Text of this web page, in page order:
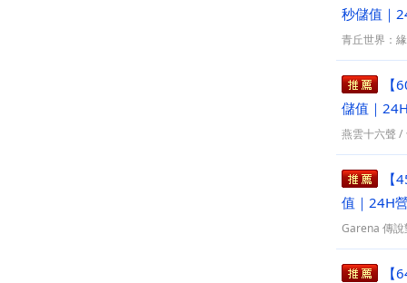
秒儲值｜
青丘世界：
【
儲值｜
燕雲十六聲 /
【
值｜24H
Garena 傳說
【